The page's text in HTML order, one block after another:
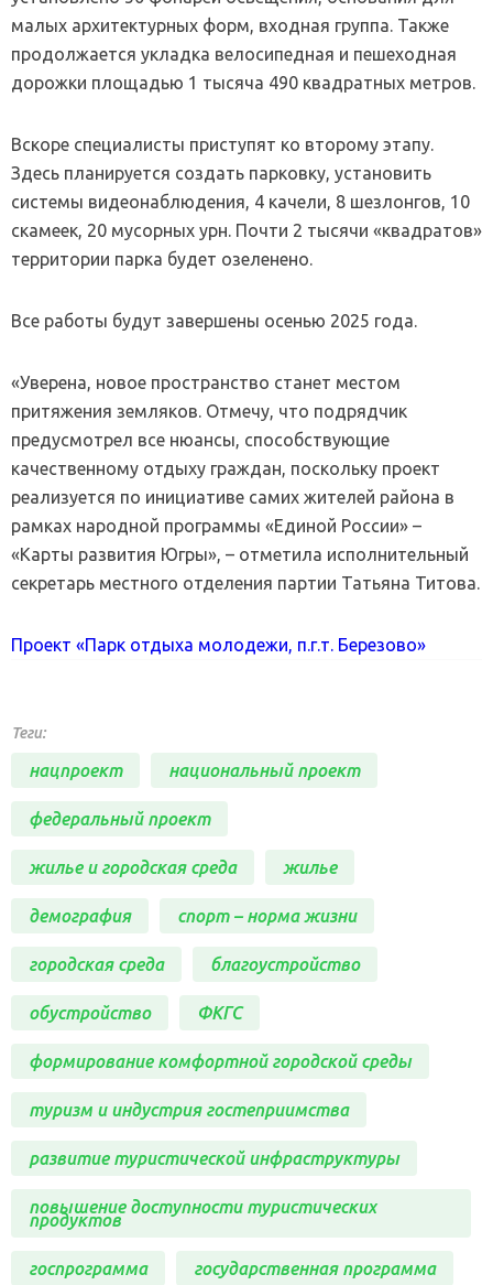
малых архитектурных форм, входная группа. Также
продолжается укладка велосипедная и пешеходная
дорожки площадью 1 тысяча 490 квадратных метров.
Вскоре специалисты приступят ко второму этапу.
Здесь планируется создать парковку, установить
системы видеонаблюдения, 4 качели, 8 шезлонгов, 10
скамеек, 20 мусорных урн. Почти 2 тысячи «квадратов»
территории парка будет озеленено.
Все работы будут завершены осенью 2025 года.
«Уверена, новое пространство станет местом
притяжения земляков. Отмечу, что подрядчик
предусмотрел все нюансы, способствующие
качественному отдыху граждан, поскольку проект
реализуется по инициативе самих жителей района в
рамках народной программы «Единой России» –
«Карты развития Югры», – отметила исполнительный
секретарь местного отделения партии Татьяна Титова.
Проект «Парк отдыха молодежи, п.г.т. Березово»
Теги:
нацпроект национальный проект
федеральный проект
жилье и городская среда жилье
демография спорт – норма жизни
городская среда благоустройство
обустройство ФКГС
формирование комфортной городской среды
туризм и индустрия гостеприимства
развитие туристической инфраструктуры
повышение доступности туристических
продуктов
госпрограмма государственная программа